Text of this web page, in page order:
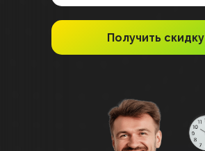
Получить скидку